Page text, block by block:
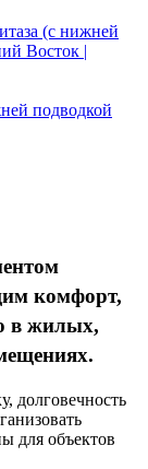
подводкой
комфорт,
в жилых,
долговечность
для объектов